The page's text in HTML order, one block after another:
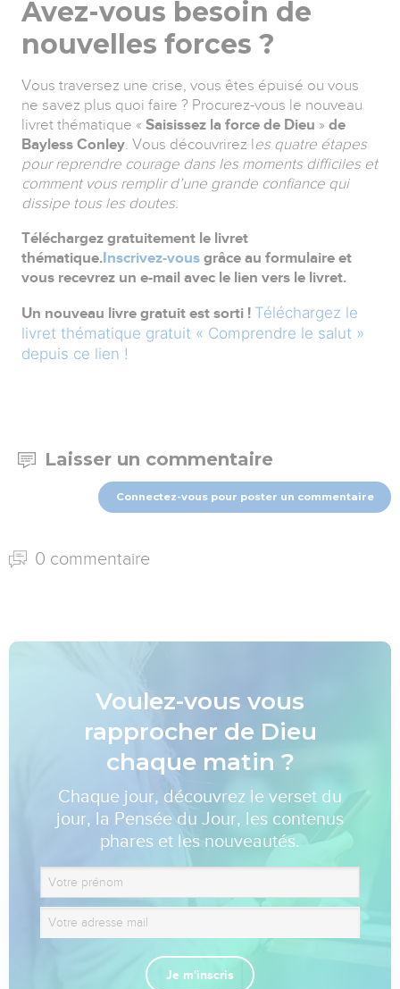
Avez-vous besoin de
nouvelles forces ?
Vous traversez une crise, vous êtes épuisé ou vous
ne savez plus quoi faire ? Procurez-vous le nouveau
livret thématique « Saisissez la force de Dieu » de
Bayless Conley . Vous découvrirez les quatre étapes
pour reprendre courage dans les moments difficiles et
comment vous remplir d’une grande confiance qui
dissipe tous les doutes.
Téléchargez gratuitement le livret
thématique.Inscrivez-vous grâce au formulaire et
vous recevrez un e-mail avec le lien vers le livret.
Un nouveau livre gratuit est sorti ! Téléchargez le
livret thématique gratuit « Comprendre le salut »
depuis ce lien !
Laisser un commentaire
Connectez-vous pour poster un commentaire
0 commentaire
Voulez-vous vous
rapprocher de Dieu
chaque matin ?
Chaque jour, découvrez le verset du
jour, la Pensée du Jour, les contenus
phares et les nouveautés.
Je m'inscris